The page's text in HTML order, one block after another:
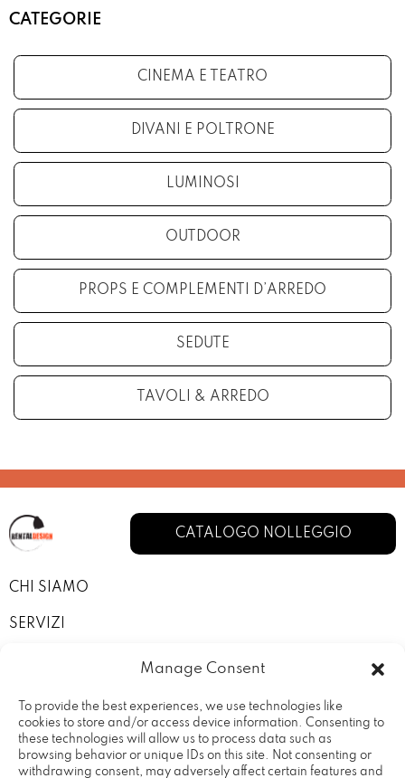
Manage Consent
To provide the best experiences, we use technologies like
cookies to store and/or access device information. Consenting to
these technologies will allow us to process data such as
browsing behavior or unique IDs on this site. Not consenting or
withdrawing consent, may adversely affect certain features and
CATEGORIE
CINEMA E TEATRO
DIVANI E POLTRONE
LUMINOSI
OUTDOOR
PROPS E COMPLEMENTI D’ARREDO
SEDUTE
TAVOLI & ARREDO
CATALOGO NOLLEGGIO
CHI SIAMO
SERVIZI
I NOSTRI ALLESTIMENTI
CONTATTI
PRIVACY POLICY
TERMINI E CONDIZIONI